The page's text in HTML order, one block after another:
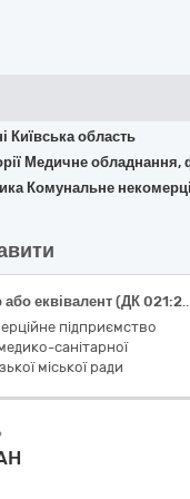
Київська область
Медичне
Комунальне
Спірометр Spirolab або еквівалент (ДК 021:2015: 33120000-7 «Системи
підприємство
санітарної
міської ради